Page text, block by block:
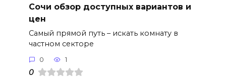
Сочи обзор доступных вариантов и
цен
Самый прямой путь – искать комнату в
частном секторе
0 1
0